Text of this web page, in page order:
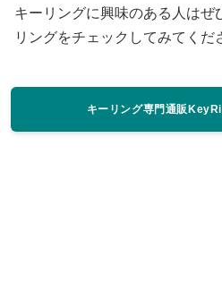
キーリングに興味のある人はぜ
リングをチェックしてみてくだ
キーリング専門通販